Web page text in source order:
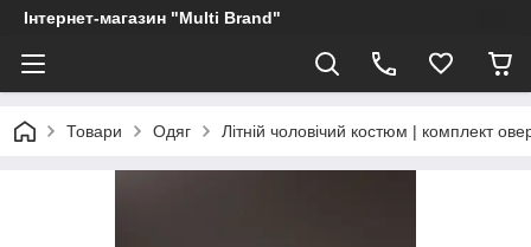
Інтернет-магазин "Multi Brand"
Товари Одяг Літній чоловічий костюм | комплект